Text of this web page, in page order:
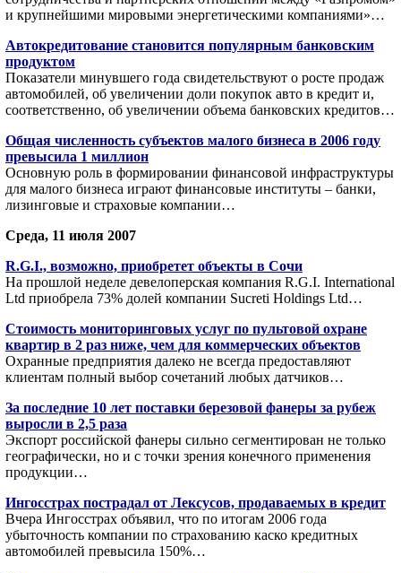
и крупнейшими мировыми энергетическими компаниями»…
Автокредитование становится популярным банковским
продуктом
Показатели минувшего года свидетельствуют о росте продаж
автомобилей, об увеличении доли покупок авто в кредит и,
соответственно, об увеличении объема банковских кредитов…
Общая численность субъектов малого бизнеса в 2006 году
превысила 1 миллион
Основную роль в формировании финансовой инфраструктуры
для малого бизнеса играют финансовые институты – банки,
лизинговые и страховые компании…
Среда, 11 июля 2007
R.G.I., возможно, приобретет объекты в Сочи
На прошлой неделе девелоперская компания R.G.I. International
Ltd приобрела 73% долей компании Sucreti Holdings Ltd…
Cтоимость мониторинговых услуг по пультовой охране
квартир в 2 раз ниже, чем для коммерческих объектов
Охранные предприятия далеко не всегда предоставляют
клиентам полный выбор сочетаний любых датчиков…
За последние 10 лет поставки березовой фанеры за рубеж
выросли в 2,5 раза
Экспорт российской фанеры сильно сегментирован не только
географически, но и с точки зрения конечного применения
продукции…
Ингосстрах пострадал от Лексусов, продаваемых в кредит
Вчера Ингосстрах объявил, что по итогам 2006 года
убыточность компании по страхованию каско кредитных
автомобилей превысила 150%…